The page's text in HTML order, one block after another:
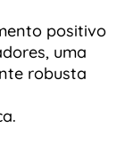
positivo
uma
robusta